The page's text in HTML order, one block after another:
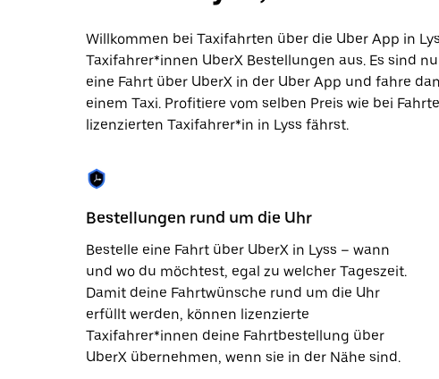
Taste,
um
den
Kalender
zu
schließen.
Willkommen bei Taxifahrten über die Uber App in
Taxifahrer*innen UberX Bestellungen aus. Es sind
eine Fahrt über UberX in der Uber App und fahre
einem Taxi. Profitiere vom selben Preis wie bei
lizenzierten Taxifahrer*in in Lyss fährst.
Bestellungen rund um die Uhr
Bestelle eine Fahrt über UberX in Lyss – wann
und wo du möchtest, egal zu welcher Tageszeit.
Damit deine Fahrtwünsche rund um die Uhr
erfüllt werden, können lizenzierte
Taxifahrer*innen deine Fahrtbestellung über
UberX übernehmen, wenn sie in der Nähe sind.